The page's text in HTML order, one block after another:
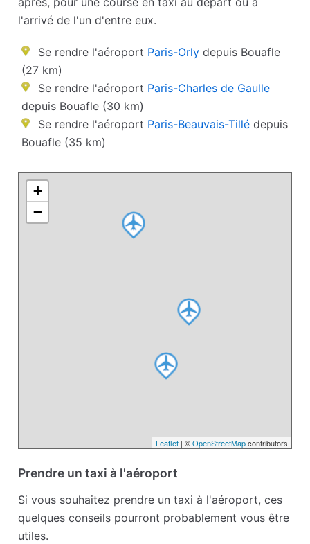
l'arrivé de l'un d'entre eux.
Se rendre l'aéroport Paris-Orly depuis Bouafle
(27 km)
Se rendre l'aéroport Paris-Charles de Gaulle
depuis Bouafle (30 km)
Se rendre l'aéroport Paris-Beauvais-Tillé depuis
Bouafle (35 km)
+
−
Leaflet| ©OpenStreetMapcontributors
Prendre un taxi à l'aéroport
Si vous souhaitez prendre un taxi à l'aéroport, ces
quelques conseils pourront probablement vous être
utiles.